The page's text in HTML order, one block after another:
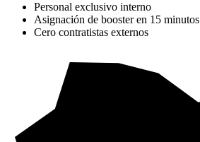
Personal exclusivo interno
Asignación de booster en 15 minutos
Cero contratistas externos